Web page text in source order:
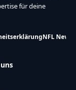
für deine
NFL News